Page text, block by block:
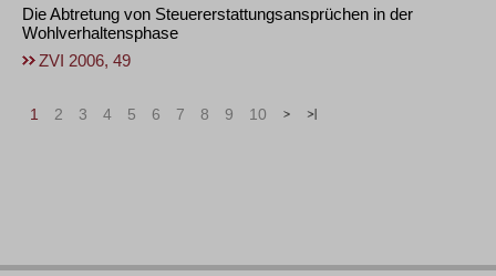
Die Abtretung von Steuererstattungsansprüchen in der
Wohlverhaltensphase
ZVI 2006, 49
1 2 3 4 5 6 7 8 9 10 > »